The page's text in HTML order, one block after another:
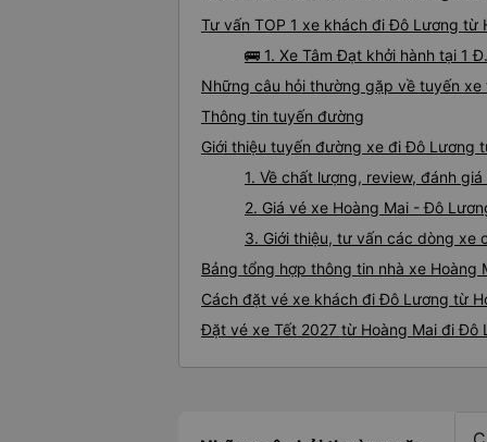
Tư vấn TOP 1 xe khách đi Đô Lương
🚌 1. Xe Tâm Đạt khởi hành tại 1
Những câu hỏi thường gặp về tuyến
Thông tin tuyến đường
Giới thiệu tuyến đường xe đi Đô Lương
1. Về chất lượng, review, đánh
2. Giá vé xe Hoàng Mai - Đô
3. Giới thiệu, tư vấn các dòng xe
Bảng tổng hợp thông tin nhà xe Hoàng
Cách đặt vé xe khách đi Đô Lương từ
Đặt vé xe Tết 2027 từ Hoàng Mai đi Đô